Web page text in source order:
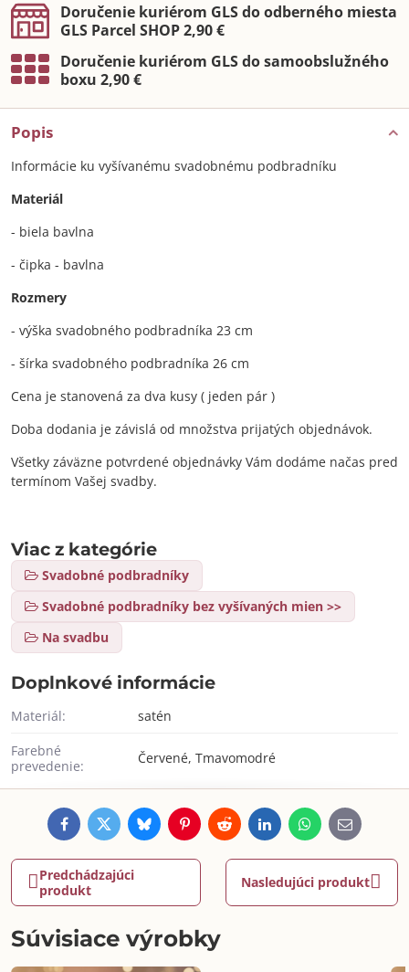
Doručenie kuriérom GLS do odberného miesta
GLS Parcel SHOP 2,90 €
Doručenie kuriérom GLS do samoobslužného
boxu 2,90 €
Popis
Informácie ku vyšívanému svadobnému podbradníku
Materiál
- biela bavlna
- čipka - bavlna
Rozmery
- výška svadobného podbradníka 23 cm
- šírka svadobného podbradníka 26 cm
Cena je stanovená za dva kusy ( jeden pár )
Doba dodania je závislá od množstva prijatých objednávok.
Všetky záväzne potvrdené objednávky Vám dodáme načas pred
termínom Vašej svadby.
Viac z kategórie
Svadobné podbradníky
Svadobné podbradníky bez vyšívaných mien >>
Na svadbu
Doplnkové informácie
Materiál:
satén
Farebné
prevedenie:
Červené, Tmavomodré
FacebookTwitterBlueskyPinterestRedditLinkedInWhatsApp
E-
mail
Predchádzajúci
produkt
Nasledujúci produkt
Súvisiace výrobky